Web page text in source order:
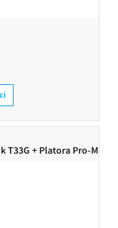
T33G + Platora Pro-M